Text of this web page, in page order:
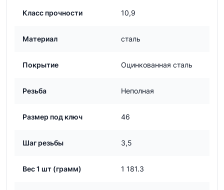
Класс прочности 10,9
Материал сталь
Покрытие Оцинкованная сталь
Резьба Неполная
Размер под ключ 46
Шаг резьбы 3,5
Вес 1 шт (грамм) 1 181.3